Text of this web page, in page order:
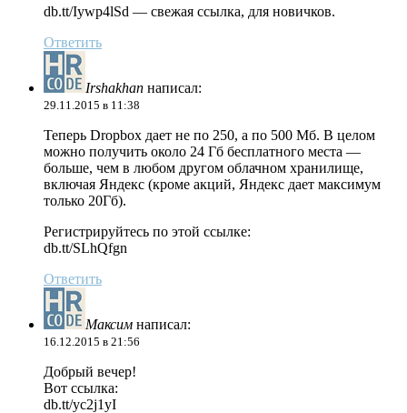
db.tt/Iywp4lSd — свежая ссылка, для новичков.
Ответить
Irshakhan написал:
29.11.2015 в 11:38
Теперь Dropbox дает не по 250, а по 500 Мб. В целом
можно получить около 24 Гб бесплатного места —
больше, чем в любом другом облачном хранилище,
включая Яндекс (кроме акций, Яндекс дает максимум
только 20Гб).
Регистрируйтесь по этой ссылке:
db.tt/SLhQfgn
Ответить
Максим написал:
16.12.2015 в 21:56
Добрый вечер!
Вот ссылка:
db.tt/yc2j1yI